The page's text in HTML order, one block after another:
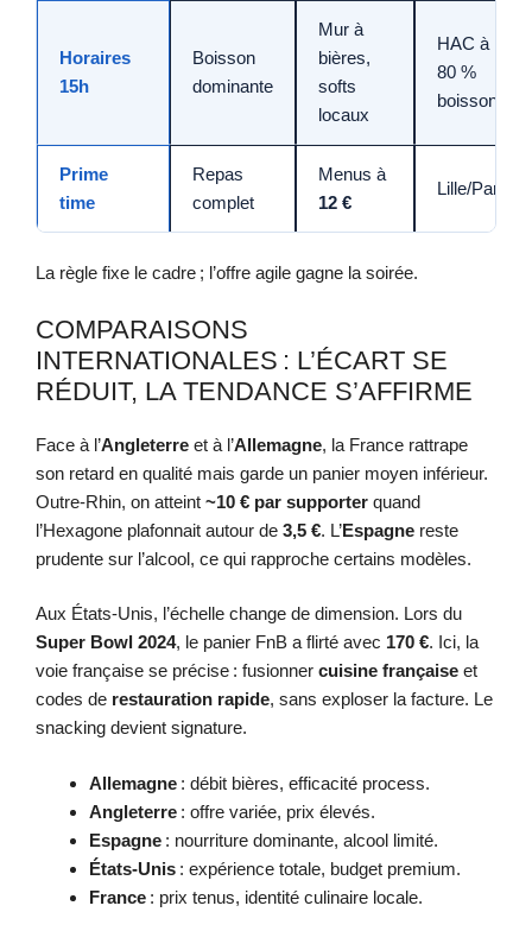
Horaires
15h
Boisson
dominante
Mur à
bières,
softs
locaux
HAC à
80 %
boissons
Prime
time
Repas
complet
Menus à
12 €
Lille/Paris
La règle fixe le cadre ; l’offre agile gagne la soirée.
COMPARAISONS
INTERNATIONALES : L’ÉCART SE
RÉDUIT, LA TENDANCE S’AFFIRME
Face à l’Angleterre et à l’Allemagne, la France rattrape
son retard en qualité mais garde un panier moyen inférieur.
Outre-Rhin, on atteint ~10 € par supporter quand
l’Hexagone plafonnait autour de 3,5 €. L’Espagne reste
prudente sur l’alcool, ce qui rapproche certains modèles.
Aux États‑Unis, l’échelle change de dimension. Lors du
Super Bowl 2024, le panier FnB a flirté avec 170 €. Ici, la
voie française se précise : fusionner cuisine française et
codes de restauration rapide, sans exploser la facture. Le
snacking devient signature.
Allemagne : débit bières, efficacité process.
Angleterre : offre variée, prix élevés.
Espagne : nourriture dominante, alcool limité.
États‑Unis : expérience totale, budget premium.
France : prix tenus, identité culinaire locale.